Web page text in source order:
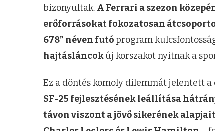
bizonyultak. A Ferrari a szezon
erőforrásokat fokozatosan
678” néven futóprogram
hajtásláncokúj korszakot nyitnak a
Ez a döntés komoly dilemmát jelentett a
SF-25 fejlesztésének leállítása
távon viszont a jövő sikerének